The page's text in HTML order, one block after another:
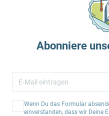
Abonniere
Wenn Du das Formular
einverstanden, dass wir Deine